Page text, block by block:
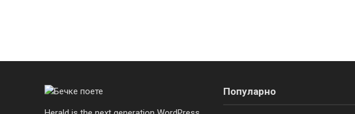
Популарно